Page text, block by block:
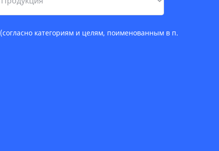
(согласно категориям и целям, поименованным в п.